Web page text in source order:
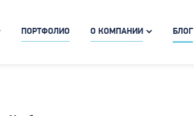
ПОРТФОЛИО О КОМПАНИИ БЛОГ